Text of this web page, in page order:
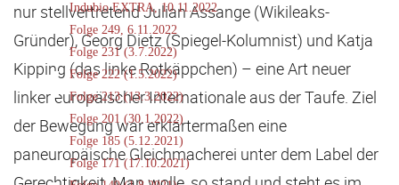
Indubio EXTRA, 10.11.2022
Folge 249, 6.11.2022
Folge 231 (3.7.2022)
Folge 222 (1.5.2022)
Folge 213 (13.3.2022)
Folge 201 (30.1.2022)
Folge 185 (5.12.2021)
Folge 171 (17.10.2021)
nur stellvertretend Julian Assange (Wikileaks-
Gründer), Georg Dietz (Spiegel-Kolumnist) und Katja
Kipping (das linke Rotkäppchen) – eine Art neuer
linker europäischer Internationale aus der Taufe. Ziel
der Bewegung war erklärtermaßen eine
paneuropäische Gleichmacherei unter dem Label der